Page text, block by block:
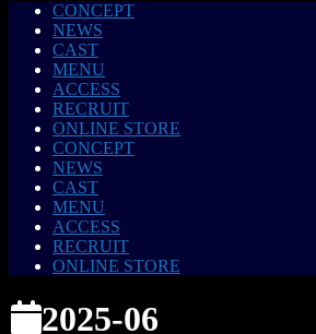
CONCEPT
NEWS
CAST
MENU
ACCESS
RECRUIT
ONLINE STORE
CONCEPT
NEWS
CAST
MENU
ACCESS
RECRUIT
ONLINE STORE
2025-06